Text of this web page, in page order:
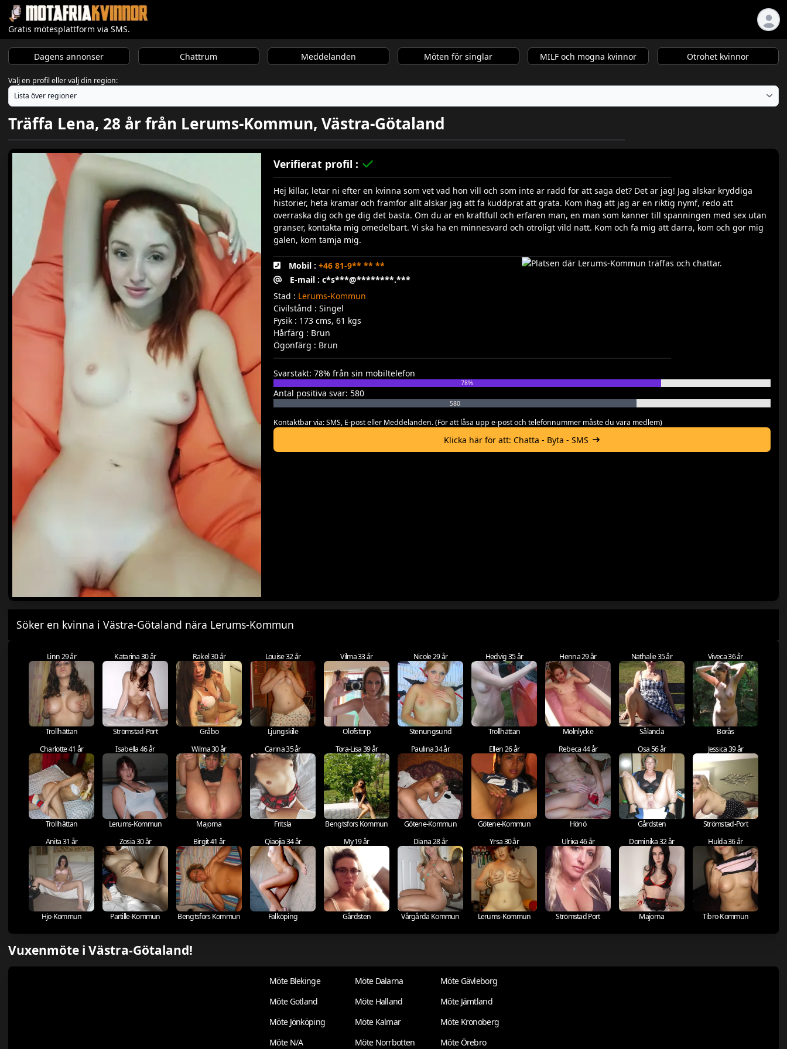
Gratis mötesplattform via SMS.
Dagens annonser Chattrum Meddelanden Möten för singlar MILF och mogna kvinnor Otrohet kvinnor
Välj en profil eller välj din region:
Träffa Lena, 28 år från Lerums-Kommun, Västra-Götaland
Verifierat profil :
Hej killar, letar ni efter en kvinna som vet vad hon vill och som inte ar radd for att saga det? Det ar jag! Jag alskar kryddiga
historier, heta kramar och framfor allt alskar jag att fa kuddprat att grata. Kom ihag att jag ar en riktig nymf, redo att
overraska dig och ge dig det basta. Om du ar en kraftfull och erfaren man, en man som kanner till spanningen med sex utan
granser, kontakta mig omedelbart. Vi ska ha en minnesvard och otroligt vild natt. Kom och fa mig att darra, kom och gor mig
galen, kom tamja mig.
Mobil : +46 81-9** ** **
E-mail : c*s***@********.***
Stad : Lerums-Kommun
Civilstånd : Singel
Fysik : 173 cms, 61 kgs
Hårfärg : Brun
Ögonfärg : Brun
Svarstakt: 78% från sin mobiltelefon
78%
Antal positiva svar: 580
580
Kontaktbar via: SMS, E-post eller Meddelanden. (För att låsa upp e-post och telefonnummer måste du vara medlem)
Klicka här för att: Chatta - Byta - SMS
Söker en kvinna i Västra-Götaland nära Lerums-Kommun
Linn 29 år
Trollhättan
Katarina 30 år
Strömstad-Port
Rakel 30 år
Gråbo
Louise 32 år
Ljungskile
Vilma 33 år
Olofstorp
Nicole 29 år
Stenungsund
Hedvig 35 år
Trollhättan
Henna 29 år
Mölnlycke
Nathalie 35 år
Sålanda
Viveca 36 år
Borås
Charlotte 41 år
Trollhättan
Isabella 46 år
Lerums-Kommun
Wilma 30 år
Majorna
Carina 35 år
Fritsla
Tora-Lisa 39 år
Bengtsfors Kommun
Paulina 34 år
Götene-Kommun
Ellen 26 år
Götene-Kommun
Rebeca 44 år
Hönö
Osa 56 år
Gårdsten
Jessica 39 år
Strömstad-Port
Anita 31 år
Hjo-Kommun
Zosia 30 år
Partille-Kommun
Birgit 41 år
Bengtsfors Kommun
Qiaojia 34 år
Falköping
My 19 år
Gårdsten
Diana 28 år
Vårgårda Kommun
Yrsa 30 år
Lerums-Kommun
Ulriка 46 år
Strömstad Port
Dominika 32 år
Majorna
Hulda 36 år
Tibro-Kommun
Vuxenmöte i Västra-Götaland!
Möte Blekinge Möte Dalarna
Möte Gävleborg
Möte Gotland
Möte Halland
Möte Jämtland
Möte Jönköping
Möte Kalmar
Möte Kronoberg
Möte N/A
Möte Norrbotten Möte Örebro